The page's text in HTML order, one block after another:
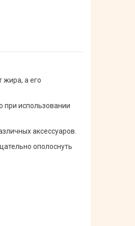
жира, а его
при использовании
аксессуаров.
ополоснуть